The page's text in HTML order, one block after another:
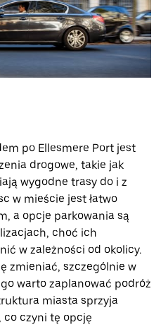
po Ellesmere Port jest
drogowe, takie jak
wygodne trasy do i z
w mieście jest łatwo
a opcje parkowania są
choć ich
w zależności od okolicy.
zmieniać, szczególnie w
warto zaplanować podróż
miasta sprzyja
czyni tę opcję